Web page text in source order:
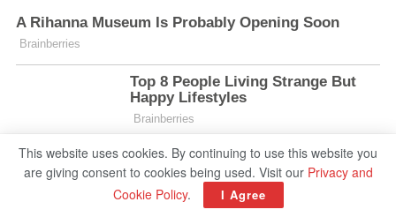
This website uses cookies. By continuing to use this website you
are giving consent to cookies being used. Visit our Privacy and
Cookie Policy. I Agree